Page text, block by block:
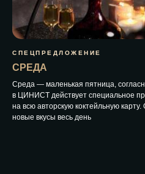
СПЕЦПРЕДЛОЖЕНИЕ
СРЕДА
Среда — маленькая пятница,
в ЦИНИСТ действует специальное
на всю авторскую коктейльную карту.
новые вкусы весь день